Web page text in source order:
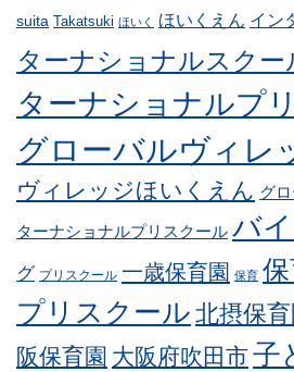
suita Takatsuki ほいく ほいくえん イン
ターナショナルスクー
ターナショナルプ
グローバルヴィレ
ヴィレッジほいくえん グ
ターナショナルプリスクール バ
グ プリスクール 一歳保育園 保育 保
プリスクール 北摂保育
阪保育園 大阪府吹田市子